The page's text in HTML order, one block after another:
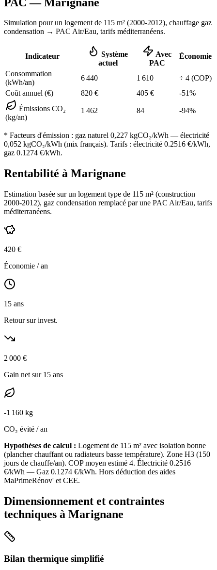
Simulation pour un logement de 115 m² (2000-2012), chauffage gaz
condensation → PAC Air/Eau, tarifs méditerranéens.
Indicateur
Système
actuel
Avec
PAC
Économie
Consommation
(kWh/an)
6 440 1 610 ÷ 4 (COP)
Coût annuel (€)
820 € 405 € -51%
Émissions CO₂
(kg/an)
1 462 84 -94%
* Facteurs d'émission : gaz naturel 0,227 kgCO₂/kWh — électricité
0,052 kgCO₂/kWh (mix français). Tarifs : électricité 0.2516 €/kWh,
gaz 0.1274 €/kWh.
Rentabilité à Marignane
Estimation basée sur un logement type de 115 m² (construction
2000-2012), gaz condensation remplacé par une PAC Air/Eau, tarifs
méditerranéens.
420 €
Économie / an
15 ans
Retour sur invest.
2 000 €
Gain net sur 15 ans
-1 160 kg
CO₂ évité / an
Hypothèses de calcul : Logement de 115 m² avec isolation bonne
(plancher chauffant ou radiateurs basse température). Zone H3 (150
jours de chauffe/an). COP moyen estimé 4. Électricité 0.2516
€/kWh — Gaz 0.1274 €/kWh. Hors déduction des aides
MaPrimeRénov' et CEE.
Dimensionnement et contraintes
techniques à Marignane
Bilan thermique simplifié